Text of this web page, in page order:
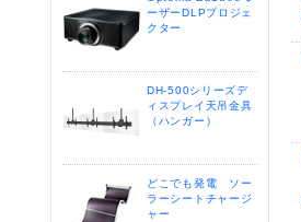
ーザーDLPプロジェ
クター
DH-500シリーズデ
ィスプレイ天吊金具
（ハンガー）
どこでも発電 ソー
ラーシートチャージ
ャー